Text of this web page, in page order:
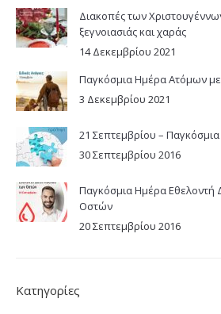
Διακοπές των
ξεγνοιασιάς και χαράς
14 Δεκεμβρίου 2021
Παγκόσμια Ημέρα Ατόμων
3 Δεκεμβρίου 2021
21 Σεπτεμβρίου –
30 Σεπτεμβρίου 2016
Παγκόσμια Ημέρα
Οστών
20 Σεπτεμβρίου 2016
Κατηγορίες